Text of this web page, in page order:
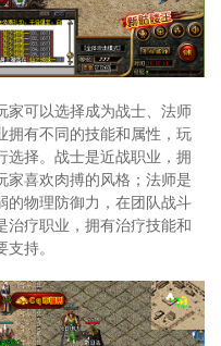
家可以选择成为战士、法师
拥有不同的技能和属性，玩
选择。战士是近战职业，拥
家喜欢肉搏的风格；法师是
的物理防御力，在团队战斗
治疗职业，拥有治疗技能和
持。